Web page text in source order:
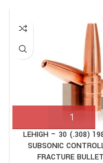
LEHIGH – 30 (.308)
SUBSONIC
FRACTURE BULLET